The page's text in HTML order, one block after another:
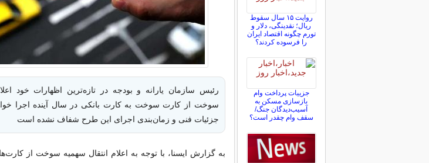
رئیس سازمان یارانه و بودجه در تازه‌ترین اظهارات خود
سوخت از کارت سوخت به کارت بانکی در سال آینده اجرا
جزئیات فنی و زمان‌بندی اجرای این طرح شفاف نشده است
به گزارش ایسنا، با توجه به اعلام انتقال سهمیه سوخت از
روایت ۱۵ سال سقوط
ریال؛ نقدینگی، دلار و
تورم چگونه اقتصاد ایران
را فرسوده کردند؟
جزییات پرداخت وام
بازسازی مسکن به
آسیب‌دیدگان جنگ/
سقف وام چقدر است؟